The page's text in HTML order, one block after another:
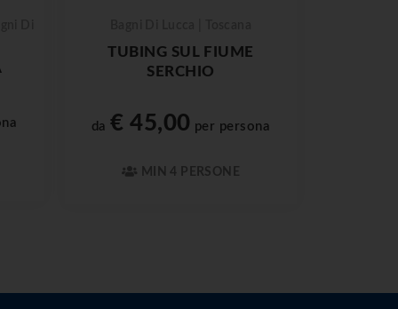
TUBING SUL FIUME
SERCHIO
da€ 45,00 per persona
MIN 4 PERSONE